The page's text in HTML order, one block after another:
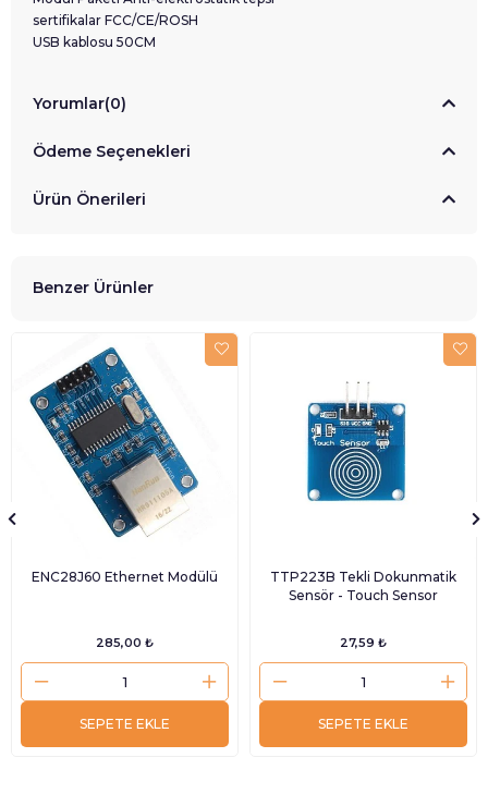
sertifikalar FCC/CE/ROSH
USB kablosu 50CM
Yorumlar(0)
Ödeme Seçenekleri
Ürün Önerileri
Benzer Ürünler
ENC28J60 Ethernet Modülü
285,00 ₺
SEPETE EKLE
TTP223B Tekli Dokunmatik
Sensör - Touch Sensor
27,59 ₺
SEPETE EKLE